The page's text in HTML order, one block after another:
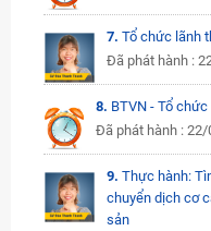
7. Tổ chức lãnh
Đã phát hành :
8. BTVN - Tổ
Đã phát hành :
9. Thực hành:
chuyển dịch cơ
sản